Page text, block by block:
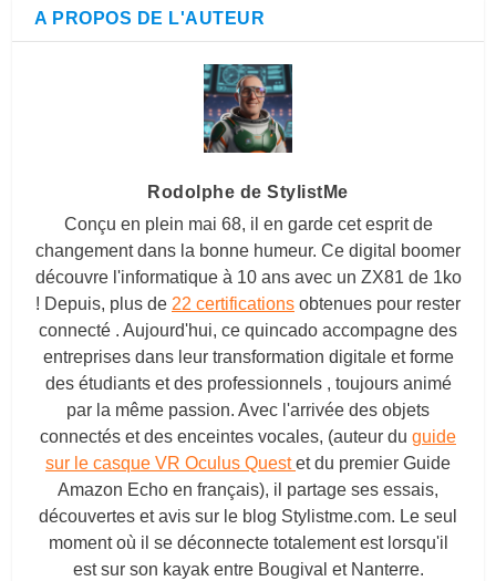
A PROPOS DE L'AUTEUR
Rodolphe de StylistMe
Conçu en plein mai 68, il en garde cet esprit de
changement dans la bonne humeur. Ce digital boomer
découvre l'informatique à 10 ans avec un ZX81 de 1ko
! Depuis, plus de 22 certifications obtenues pour rester
connecté . Aujourd'hui, ce quincado accompagne des
entreprises dans leur transformation digitale et forme
des étudiants et des professionnels , toujours animé
par la même passion. Avec l'arrivée des objets
connectés et des enceintes vocales, (auteur du guide
sur le casque VR Oculus Questet du premier Guide
Amazon Echo en français), il partage ses essais,
découvertes et avis sur le blog Stylistme.com. Le seul
moment où il se déconnecte totalement est lorsqu'il
est sur son kayak entre Bougival et Nanterre.